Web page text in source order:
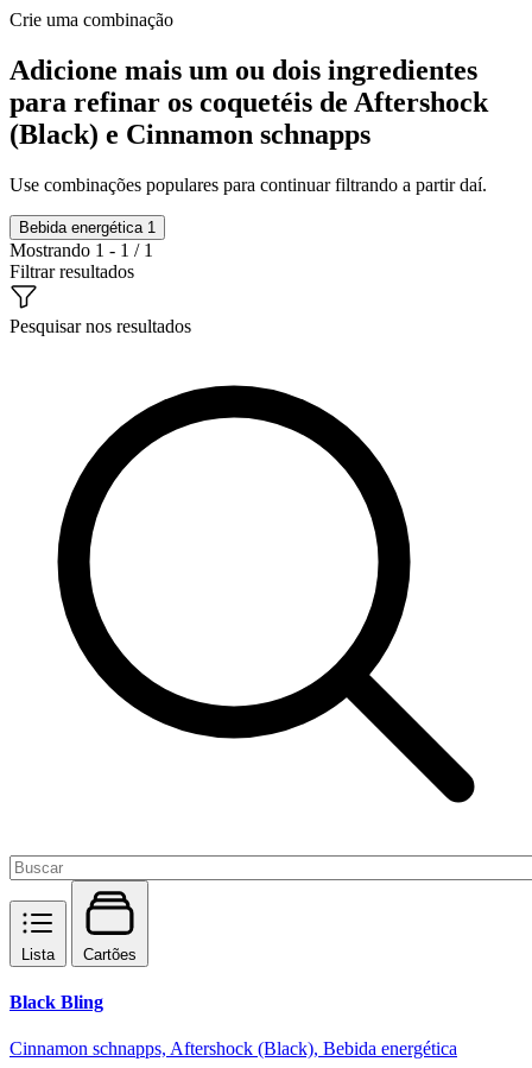
Crie uma combinação
Adicione mais um ou dois ingredientes
para refinar os coquetéis de Aftershock
(Black) e Cinnamon schnapps
Use combinações populares para continuar filtrando a partir daí.
Bebida energética 1
Mostrando 1 - 1 / 1
Filtrar resultados
Pesquisar nos resultados
Lista Cartões
Black Bling
Cinnamon schnapps, Aftershock (Black), Bebida energética